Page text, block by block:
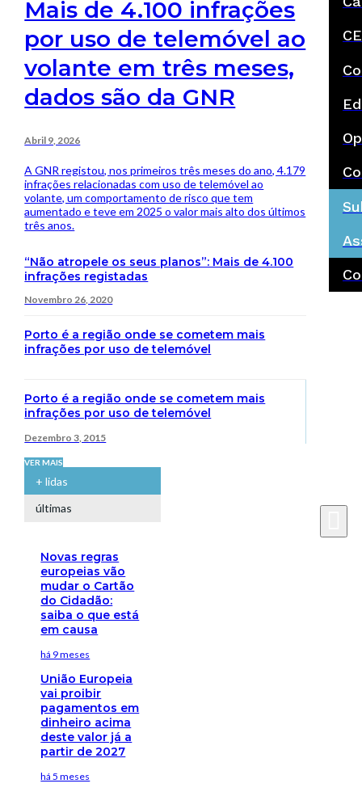
Mais de 4.100 infrações
por uso de telemóvel ao
volante em três meses,
dados são da GNR
Abril 9, 2026
A GNR registou, nos primeiros três meses do ano, 4.179
infrações relacionadas com uso de telemóvel ao
volante, um comportamento de risco que tem
aumentado e teve em 2025 o valor mais alto dos últimos
três anos.
“Não atropele os seus planos”: Mais de 4.100
infrações registadas
Novembro 26, 2020
Porto é a região onde se cometem mais
infrações por uso de telemóvel
Porto é a região onde se cometem mais
infrações por uso de telemóvel
Dezembro 3, 2015
VER MAIS
+ lidas
últimas
Novas regras
europeias vão
mudar o Cartão
do Cidadão:
saiba o que está
em causa
há 9 meses
União Europeia
vai proibir
pagamentos em
dinheiro acima
deste valor já a
partir de 2027
há 5 meses